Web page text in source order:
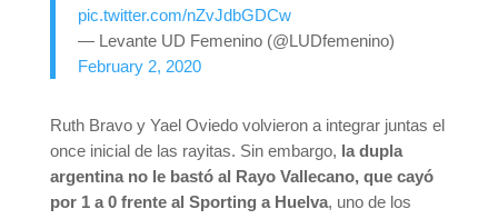
pic.twitter.com/nZvJdbGDCw
— Levante UD Femenino (@LUDfemenino)
February 2, 2020
Ruth Bravo y Yael Oviedo volvieron a integrar juntas el
once inicial de las rayitas. Sin embargo, la dupla
argentina no le bastó al Rayo Vallecano, que cayó
por 1 a 0 frente al Sporting a Huelva, uno de los